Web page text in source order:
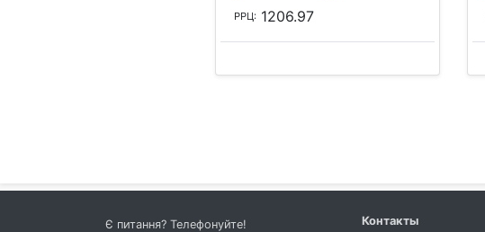
РРЦ: 1206.97
Є питання? Телефонуйте! Контакты